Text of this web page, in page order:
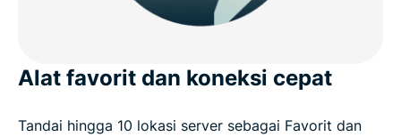
Alat favorit dan koneksi cepat
Tandai hingga 10 lokasi server sebagai Favorit dan